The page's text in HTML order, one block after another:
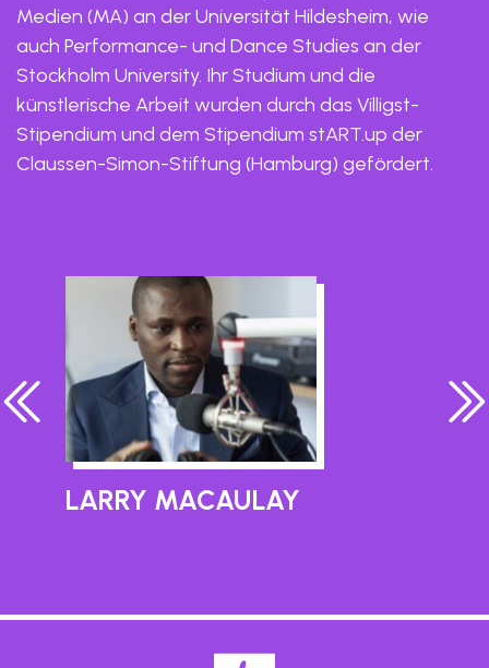
Medien (MA) an der Universität Hildesheim, wie
auch Performance- und Dance Studies an der
Stockholm University. Ihr Studium und die
künstlerische Arbeit wurden durch das Villigst-
Stipendium und dem Stipendium stART.up der
Claussen-Simon-Stiftung (Hamburg) gefördert.
LARRY MACAULAY